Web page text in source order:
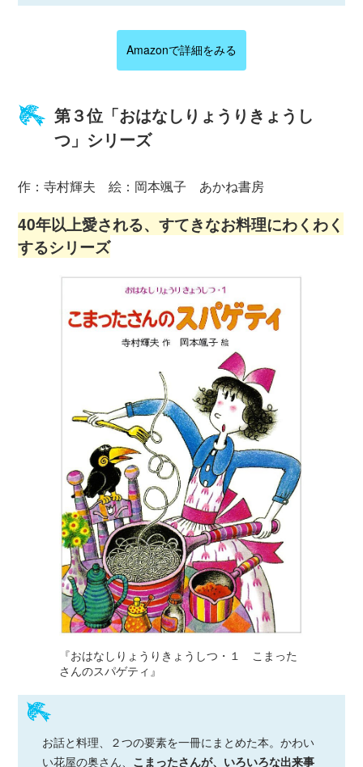
Amazonで詳細をみる
第３位「おはなしりょうりきょうし
つ」シリーズ
作：寺村輝夫 絵：岡本颯子 あかね書房
40年以上愛される、すてきなお料理にわくわく
するシリーズ
『おはなしりょうりきょうしつ・１ こまった
さんのスパゲティ』
お話と料理、２つの要素を一冊にまとめた本。かわい
い花屋の奥さん、 こまったさんが、いろいろな出来事